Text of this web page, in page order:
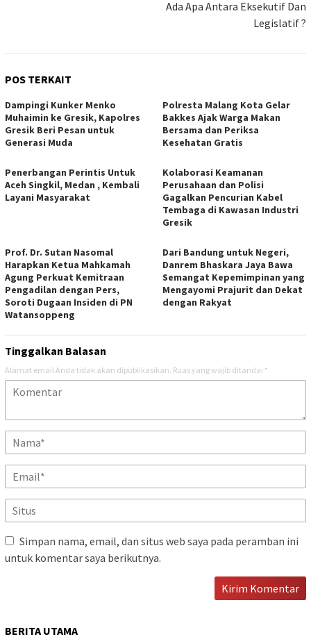
Ada Apa Antara Eksekutif Dan
Legislatif ?
POS TERKAIT
Dampingi Kunker Menko
Muhaimin ke Gresik, Kapolres
Gresik Beri Pesan untuk
Generasi Muda
Polresta Malang Kota Gelar
Bakkes Ajak Warga Makan
Bersama dan Periksa
Kesehatan Gratis
Penerbangan Perintis Untuk
Aceh Singkil, Medan , Kembali
Layani Masyarakat
Kolaborasi Keamanan
Perusahaan dan Polisi
Gagalkan Pencurian Kabel
Tembaga di Kawasan Industri
Gresik
Prof. Dr. Sutan Nasomal
Harapkan Ketua Mahkamah
Agung Perkuat Kemitraan
Pengadilan dengan Pers,
Soroti Dugaan Insiden di PN
Watansoppeng
Dari Bandung untuk Negeri,
Danrem Bhaskara Jaya Bawa
Semangat Kepemimpinan yang
Mengayomi Prajurit dan Dekat
dengan Rakyat
Tinggalkan Balasan
Alamat email Anda tidak akan dipublikasikan. Ruas yang wajib ditandai *
Simpan nama, email, dan situs web saya pada peramban ini
untuk komentar saya berikutnya.
BERITA UTAMA